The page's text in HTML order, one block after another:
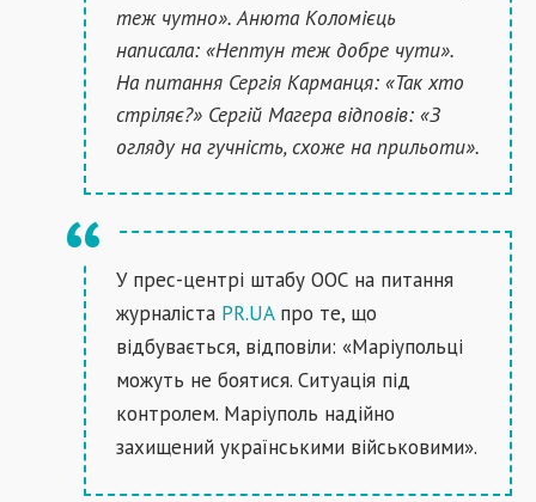
теж чутно». Анюта Коломієць
написала: «Нептун теж добре чути».
На питання Сергія Карманця: «Так хто
стріляє?» Сергій Магера відповів: «З
огляду на гучність, схоже на прильоти».
У прес-центрі штабу ООС на питання
журналіста PR.UAпро те, що
відбувається, відповіли: «Маріупольці
можуть не боятися. Ситуація під
контролем. Маріуполь надійно
захищений українськими військовими».